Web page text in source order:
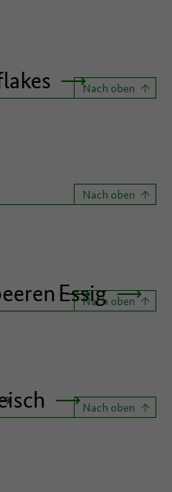
Nach oben
Nach oben
EssigNach oben
Nach oben